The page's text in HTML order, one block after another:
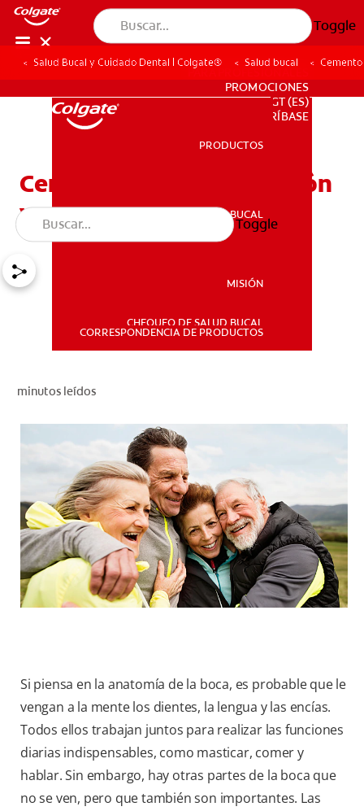
Toggle
SALUD BUCAL
PARA PROFESIONALES
PROMOCIONES
GT (ES)
SUSCRÍBASE
PARA PROFESIONALES
PROMOCIONES
GT (ES)
SUSCRÍBASE
PRODUCTOS
SALUD BUCAL
MISIÓN
CHEQUEO DE SALUD BUCAL
CORRESPONDENCIA DE PRODUCTOS
Toggle
Salud Bucal y Cuidado Dental | Colgate® Salud bucal
Cemento radicular: función
y clasificaciones
minutos leídos
Si piensa en la anatomía de la boca, es probable que le
vengan a la mente los dientes, la lengua y las encías.
Todos ellos trabajan juntos para realizar las funciones
diarias indispensables, como masticar, comer y
hablar. Sin embargo, hay otras partes de la boca que
no se ven, pero que también son importantes. Las